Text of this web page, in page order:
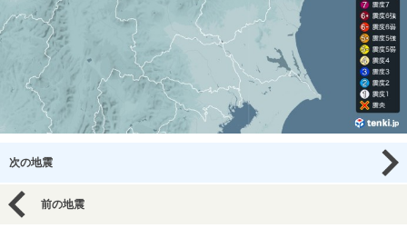
次の地震
前の地震